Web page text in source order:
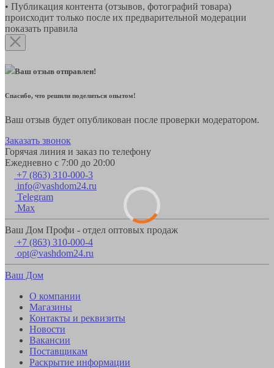
• Публикация контента (отзывов, фотографий товара)
происходит только после их предварительной модерации
показать правила
Ваш отзыв отправлен!
Спасибо, что решили поделиться опытом!
Ваш отзыв будет опубликован после проверки модератором.
Заказать звонок
Горячая линия и заказ по телефону
Ежедневно с 7:00 до 20:00
+7 (863) 310-000-3
info@vashdom24.ru
Telegram
Max
Ваш Дом Профи - отдел оптовых продаж
+7 (863) 310-000-4
opt@vashdom24.ru
Ваш Дом
О компании
Магазины
Контакты и реквизиты
Новости
Вакансии
Поставщикам
Раскрытие информации